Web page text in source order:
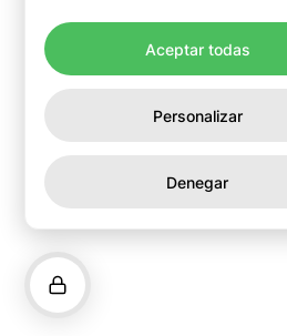
Aceptar todas
Personalizar
Denegar